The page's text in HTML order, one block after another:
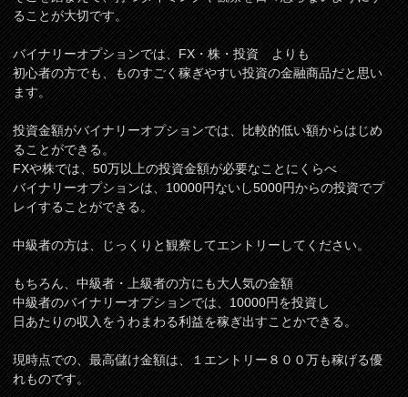
ることが大切です。
バイナリーオプションでは、FX・株・投資 よりも
初心者の方でも、ものすごく稼ぎやすい投資の金融商品だと思い
ます。
投資金額がバイナリーオプションでは、比較的低い額からはじめ
ることができる。
FXや株では、50万以上の投資金額が必要なことにくらべ
バイナリーオプションは、10000円ないし5000円からの投資でプ
レイすることができる。
中級者の方は、じっくりと観察してエントリーしてください。
もちろん、中級者・上級者の方にも大人気の金額
中級者のバイナリーオプションでは、10000円を投資し
日あたりの収入をうわまわる利益を稼ぎ出すことかできる。
現時点での、最高儲け金額は、１エントリー８００万も稼げる優
れものです。